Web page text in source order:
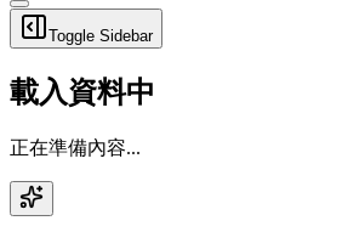
Toggle Sidebar
載入資料中
正在準備內容...